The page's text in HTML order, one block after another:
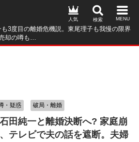
3度目の離婚危機説。東尾理子も我慢の限界
却の噂も…
人気
田純一と離婚決断へ? 家庭崩
テレビで夫の話を遮断。夫婦
・疑惑 破局・離婚